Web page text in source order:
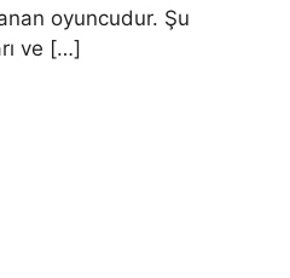
oyuncudur. Şu
ve […]